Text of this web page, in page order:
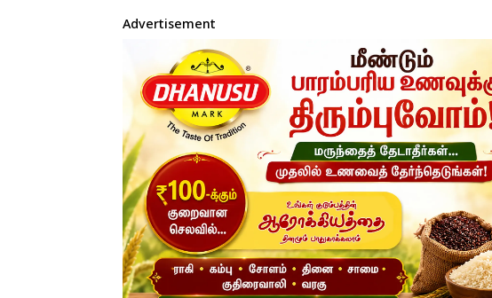
Advertisement